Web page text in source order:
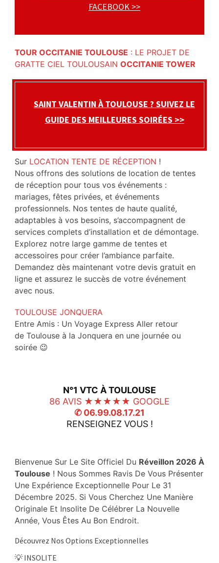
FACEBOOK >>
TOUR OCCITANIE TOULOUSE : LE PROJET DE
GRATTE CIEL TOULOUSAIN OCCITANIE TOWER
SAINT VALENTIN À TOULOUSE ? SUIVEZ LE
GUIDE DES MEILLEURES SOIRÉES >>
Sur LOCATION TENTE DE RÉCEPTION !
Nous offrons des solutions de location de tentes
de réception pour tous vos événements :
mariages, fêtes privées, et événements
professionnels. Nos tentes de haute qualité,
adaptables à vos besoins, s’accompagnent de
services complets d’installation et de démontage.
Explorez notre large gamme de tentes et
accessoires pour créer l’ambiance parfaite.
Demandez dès maintenant votre devis gratuit en
ligne et assurez le succès de votre événement
avec nous.
TOULOUSE JONQUERA
Entre Amis : Un Voyage Express Aller retour
de Toulouse à la Jonquera en une journée ou
soirée 😉
N°1 VTC À TOULOUSE
86 AVIS ★★★★★ GOOGLE
✆ 06.99.08.17.21
RENSEIGNEZ VOUS !
Bienvenue Sur Le Site Officiel Du Réveillon 2026 À
Toulouse ! Nous Sommes Ravis De Vous Présenter
Une Expérience Exceptionnelle Pour Le 31
Décembre 2025. Si Vous Cherchez Une Manière
Originale Et Insolite De Célébrer La Nouvelle
Année, Vous Êtes Au Bon Endroit.
Découvrez Nos Options Exceptionnelles
💡 INSOLITE